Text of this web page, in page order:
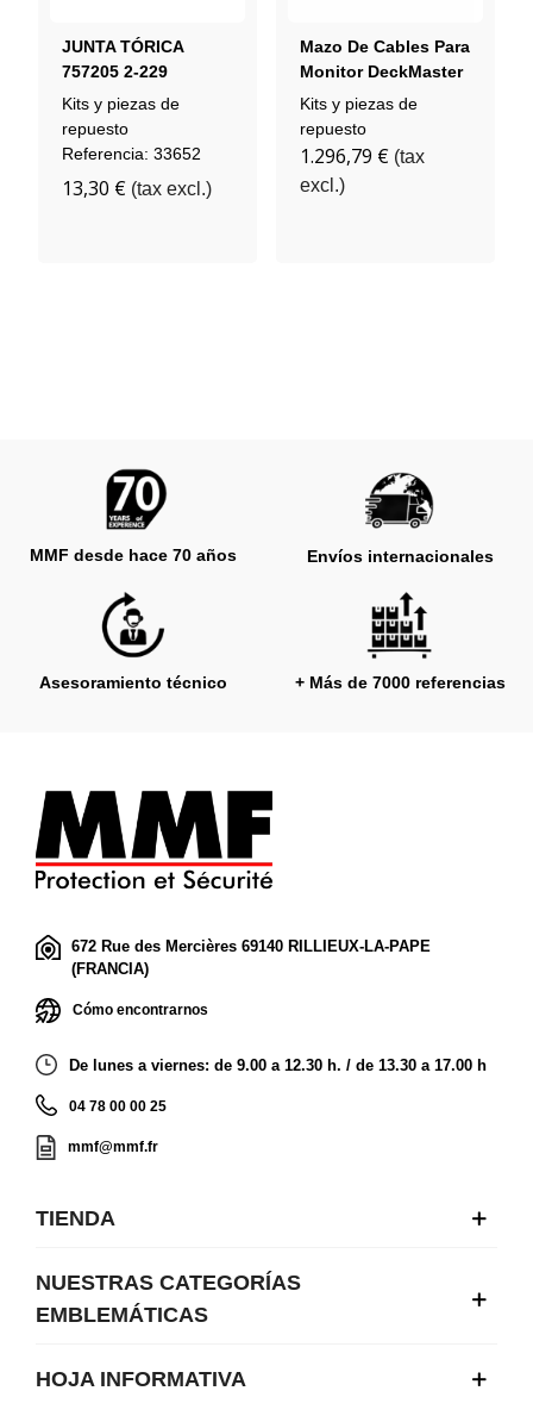
JUNTA TÓRICA
757205 2-229
Kits y piezas de
repuesto
Referencia: 33652
13,30 € (tax excl.)
Mazo De Cables Para
Monitor DeckMaster
3440 (U2)
Kits y piezas de
repuesto
1.296,79 € (tax
excl.)
MMF desde hace 70 años Envíos internacionales
Asesoramiento técnico + Más de 7000 referencias
672 Rue des Mercières 69140 RILLIEUX-LA-PAPE
(FRANCIA)
Cómo encontrarnos
De lunes a viernes: de 9.00 a 12.30 h. / de 13.30 a 17.00 h
04 78 00 00 25
mmf@mmf.fr
TIENDA
NUESTRAS CATEGORÍAS
EMBLEMÁTICAS
HOJA INFORMATIVA